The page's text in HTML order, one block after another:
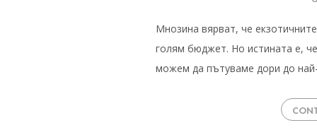
Мнозина вярват, че
голям бюджет. Но истината е,
можем да пътуваме дори до